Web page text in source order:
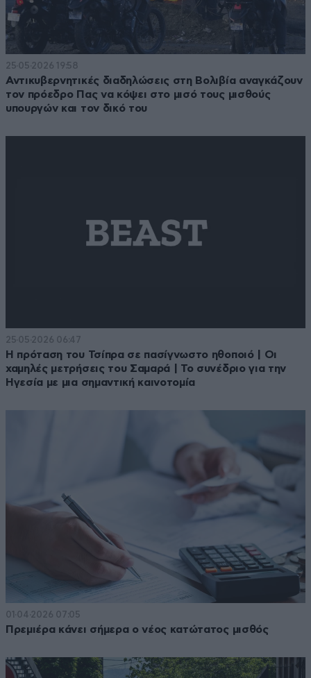
25·05·2026 19:58
Αντικυβερνητικές διαδηλώσεις στη Βολιβία αναγκάζουν
τον πρόεδρο Πας να κόψει στο μισό τους μισθούς
υπουργών και τον δικό του
25·05·2026 06:47
Η πρόταση του Τσίπρα σε πασίγνωστο ηθοποιό | Οι
χαμηλές μετρήσεις του Σαμαρά | Το συνέδριο για την
Ηγεσία με μια σημαντική καινοτομία
01·04·2026 07:05
Πρεμιέρα κάνει σήμερα ο νέος κατώτατος μισθός